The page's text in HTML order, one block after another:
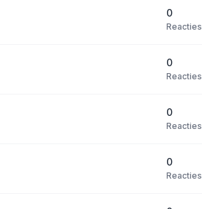
0
Reacties
0
Reacties
0
Reacties
0
Reacties